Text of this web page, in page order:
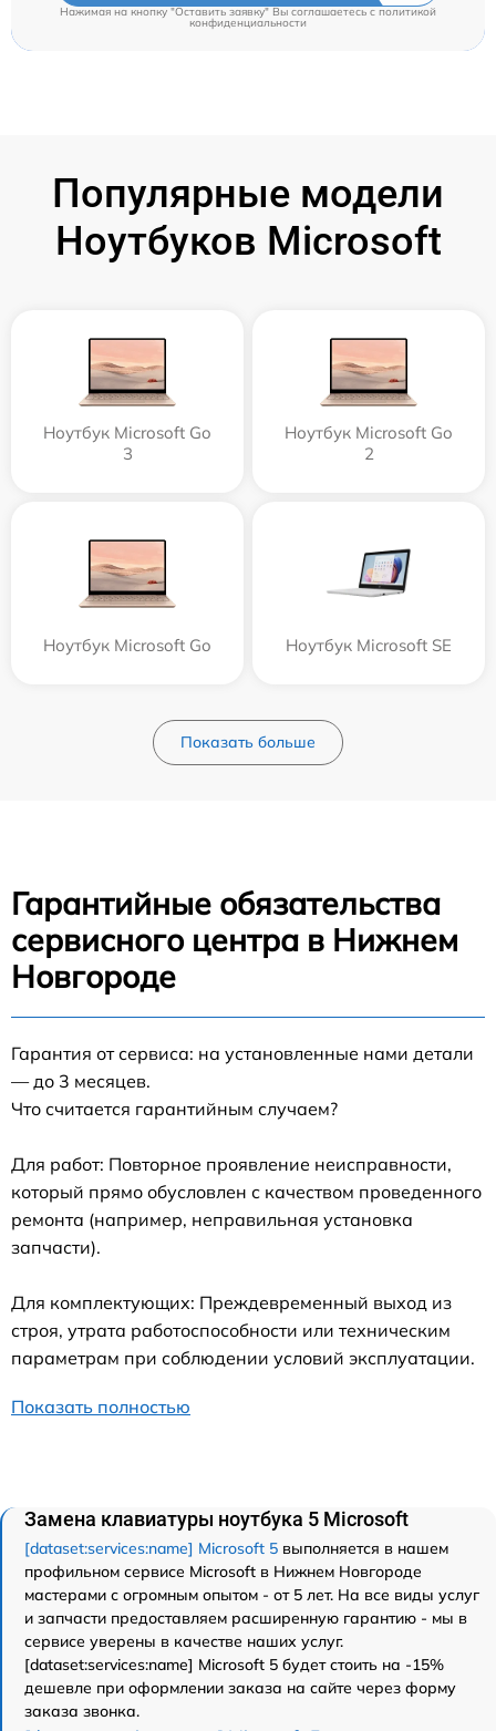
Нажимая на кнопку "Оставить заявку" Вы соглашаетесь c политикой
конфиденциальности
Популярные модели
Ноутбуков Microsoft
Ноутбук Microsoft Go
3
Ноутбук Microsoft Go
2
Ноутбук Microsoft Go Ноутбук Microsoft SE
Показать больше
Гарантийные обязательства
сервисного центра в Нижнем
Новгороде
Гарантия от сервиса: на установленные нами детали
— до 3 месяцев.
Что считается гарантийным случаем?
Для работ: Повторное проявление неисправности,
который прямо обусловлен с качеством проведенного
ремонта (например, неправильная установка
запчасти).
Для комплектующих: Преждевременный выход из
строя, утрата работоспособности или техническим
параметрам при соблюдении условий эксплуатации.
Показать полностью
Замена клавиатуры ноутбука 5 Microsoft
[dataset:services:name] Microsoft 5 выполняется в нашем
профильном сервисе Microsoft в Нижнем Новгороде
мастерами с огромным опытом - от 5 лет. На все виды услуг
и запчасти предоставляем расширенную гарантию - мы в
сервисе уверены в качестве наших услуг.
[dataset:services:name] Microsoft 5 будет стоить на -15%
дешевле при оформлении заказа на сайте через форму
заказа звонка.